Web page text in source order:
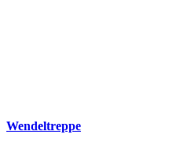
Wendeltreppe